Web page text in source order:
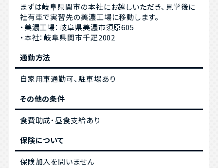
まずは岐阜県関市の本社にお越しいただき、見学後に
社有車で実習先の美濃工場に移動します。
・美濃工場：岐阜県美濃市須原605
・本社：岐阜県関市千疋2002
通勤方法
自家用車通勤可、駐車場あり
その他の条件
食費助成・昼食支給あり
保険について
保険加入を問いません